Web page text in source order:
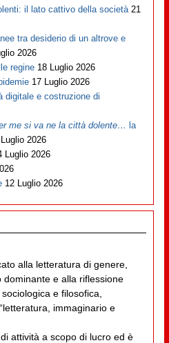
il lato cattivo della società 21
tra desiderio di un altrove e
2026
regine 18 Luglio 2026
17 Luglio 2026
digitale e costruzione di
me si va ne la città dolente… la
2026
Luglio 2026
12 Luglio 2026
alla letteratura di genere,
e alla riflessione
e filosofica,
immaginario e
attività a scopo di lucro ed è